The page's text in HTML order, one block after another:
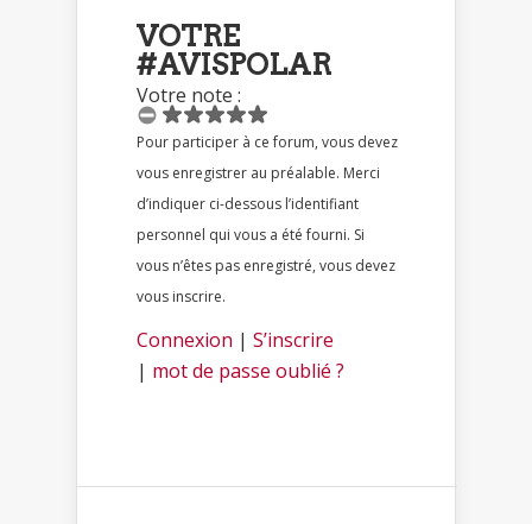
VOTRE
#AVISPOLAR
Votre note :
Pour participer à ce forum, vous devez
vous enregistrer au préalable. Merci
d’indiquer ci-dessous l’identifiant
personnel qui vous a été fourni. Si
vous n’êtes pas enregistré, vous devez
vous inscrire.
Connexion | S’inscrire
| mot de passe oublié ?